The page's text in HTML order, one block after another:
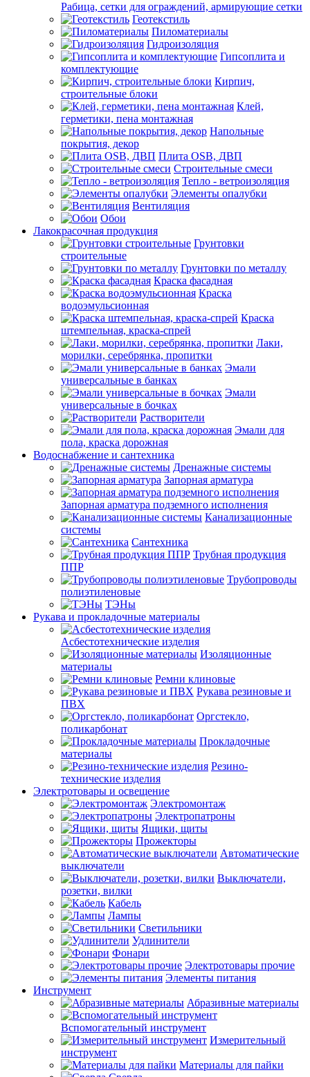
Рабица, сетки для ограждений, армирующие сетки
Геотекстиль
Пиломатериалы
Гидроизоляция
Гипсоплита и
комплектующие
Кирпич,
строительные блоки
Клей,
герметики, пена монтажная
Напольные
покрытия, декор
Плита OSB, ДВП
Строительные смеси
Тепло - ветроизоляция
Элементы опалубки
Вентиляция
Обои
Лакокрасочная продукция
Грунтовки
строительные
Грунтовки по металлу
Краска фасадная
Краска
водоэмульсионная
Краска
штемпельная, краска-спрей
Лаки,
морилки, серебрянка, пропитки
Эмали
универсальные в банках
Эмали
универсальные в бочках
Растворители
Эмали для
пола, краска дорожная
Водоснабжение и сантехника
Дренажные системы
Запорная арматура
Запорная арматура подземного исполнения
Канализационные
системы
Сантехника
Трубная продукция
ППР
Трубопроводы
полиэтиленовые
ТЭНы
Рукава и прокладочные материалы
Асбестотехнические изделия
Изоляционные
материалы
Ремни клиновые
Рукава резиновые и
ПВХ
Оргстекло,
поликарбонат
Прокладочные
материалы
Резино-
технические изделия
Электротовары и освещение
Электромонтаж
Электропатроны
Ящики, щиты
Прожекторы
Автоматические
выключатели
Выключатели,
розетки, вилки
Кабель
Лампы
Светильники
Удлинители
Фонари
Электротовары прочие
Элементы питания
Инструмент
Абразивные материалы
Вспомогательный инструмент
Измерительный
инструмент
Материалы для пайки